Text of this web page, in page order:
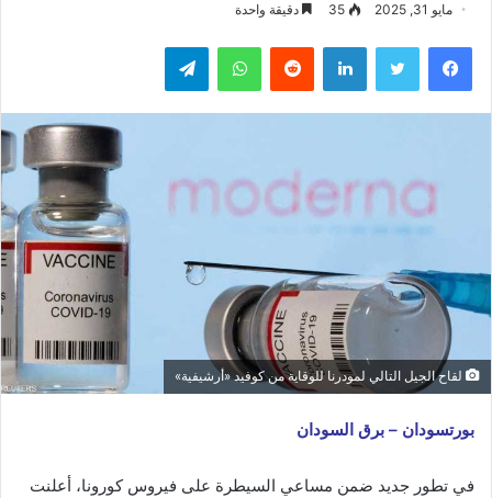
مايو 31, 2025 35 دقيقة واحدة
فيسبوك تويتر لينكدإن واتساب تيلقرام
لقاح الجيل التالي لمودرنا للوقاية من كوفيد «أرشيفية»
بورتسودان – برق السودان
في تطور جديد ضمن مساعي السيطرة على فيروس كورونا، أعلنت